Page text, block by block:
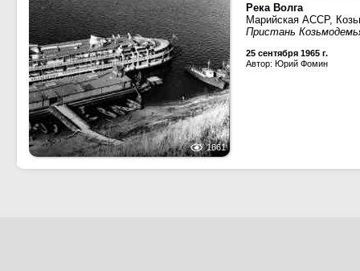
1661
Река Волга
Марийская АССР,
Пристань
25 сентября 1965 г.
Автор: Юрий Фомин